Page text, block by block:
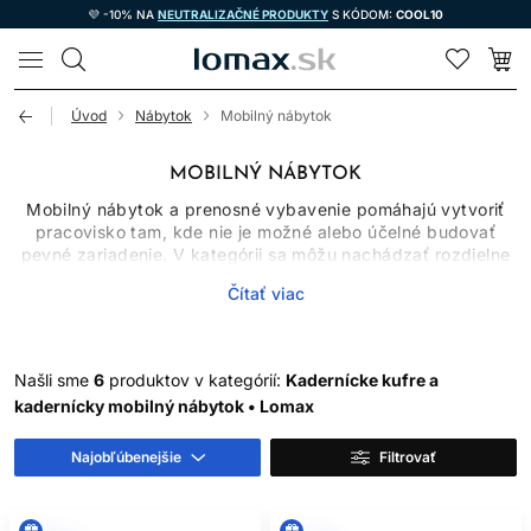
💜 -10% NA NEUTRALIZAČNÉ PRODUKTY S KÓDOM: COOL10
LOMAX
Úvod Nábytok Mobilný nábytok
MOBILNÝ NÁBYTOK
Mobilný nábytok a prenosné vybavenie pomáhajú vytvoriť
pracovisko tam, kde nie je možné alebo účelné budovať
pevné zariadenie. V kategórii sa môžu nachádzať rozdielne
umývadlo alebo kadernícka taška. Každý rieši inú časť
KEDY MÁ MOBILNÉ
RIEŠENIE ZMYSEL
Prenosné vybavenie ocení začínajúci salón, mobilný
služieb aj prevádzka s obmedzeným priestorom. Výhodou je
Čítať viac
Našli sme 6 produktov v kategórií: Kadernícke kufre a
kadernícky mobilný nábytok • Lomax
Najobľúbenejšie Filtrovať